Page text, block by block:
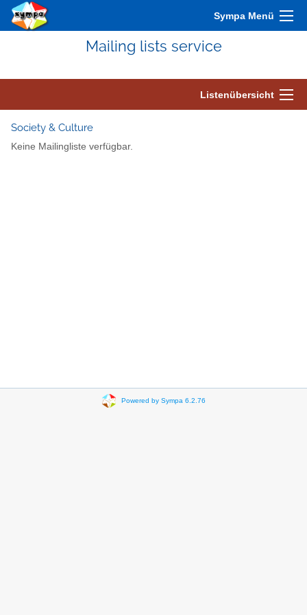
Sympa Menü
Mailing lists service
Listenübersicht
Society & Culture
Keine Mailingliste verfügbar.
Powered by Sympa 6.2.76